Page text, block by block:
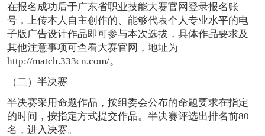
在报名成功后于广东省职业技能大赛官网登录报名账
号，上传本人自主创作的、能够代表个人专业水平的电
子版广告设计作品即可参与本次选拔，具体作品要求及
其他注意事项可查看大赛官网，地址为
http://match.333cn.com/。
（二）半决赛
半决赛采用命题作品，按组委会公布的命题要求在指定
的时间，按指定方式提交作品。半决赛评选出排名前80
名，进入决赛。